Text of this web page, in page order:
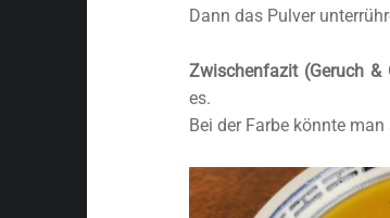
Dann das Pulver
Zwischenfazit (Geruch &
es.
Bei der Farbe könnte